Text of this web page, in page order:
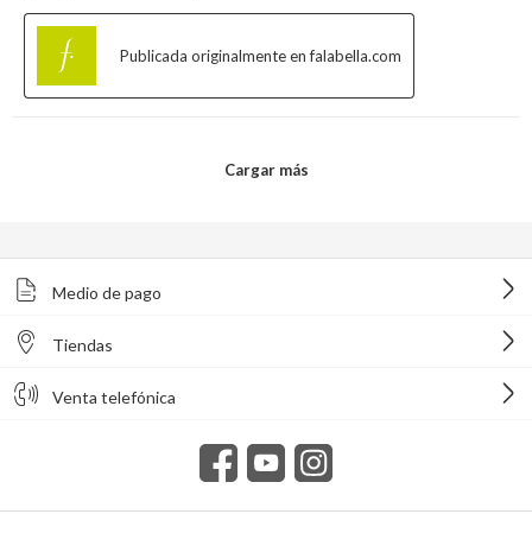
Medio de pago
Tiendas
Venta telefónica